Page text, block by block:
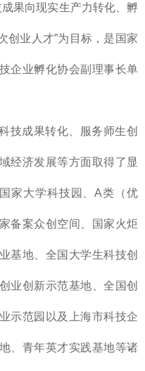
成果向现实生产力转化、孵
创业人才”为目标，是国家
企业孵化协会副理事长单
技成果转化、服务师生创
经济发展等方面取得了显
家大学科技园、A类（优
备案众创空间、国家火炬
基地、全国大学生科技创
业创新示范基地、全国创
示范园以及上海市科技企
、青年英才实践基地等诸